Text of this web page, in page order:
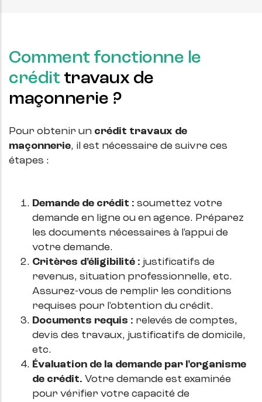
Comment fonctionne le
crédit travaux de
maçonnerie ?
Pour obtenir un crédit travaux de
maçonnerie, il est nécessaire de suivre ces
étapes :
Demande de crédit : soumettez votre
demande en ligne ou en agence. Préparez
les documents nécessaires à l'appui de
votre demande.
Critères d'éligibilité : justificatifs de
revenus, situation professionnelle, etc.
Assurez-vous de remplir les conditions
requises pour l'obtention du crédit.
Documents requis : relevés de comptes,
devis des travaux, justificatifs de domicile,
etc.
Évaluation de la demande par l'organisme
de crédit. Votre demande est examinée
pour vérifier votre capacité de